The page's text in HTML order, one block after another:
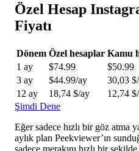
Özel Hesap
Fiyatı
Dönem Özel hesaplar Kamu
1 ay
$74.99
$50.99
3 ay
$44.99/ay
30,03
12 ay
18,74 $/ay
12,74
Şimdi Dene
Eğer sadece hızlı bir göz atma
aylık plan Peekviewer’ın
sadece merakını hızlı bir